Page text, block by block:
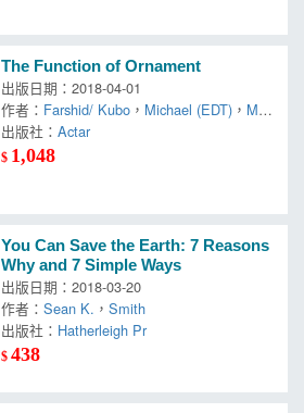
The Function of Ornament
出版日期：2018-04-01
作者： Farshid/ Kubo ， Michael (EDT) ， Mou
ssavi
出版社：Actar
$ 1,048
You Can Save the Earth: 7 Reasons
Why and 7 Simple Ways
出版日期：2018-03-20
作者：Sean K. ，Smith
出版社： Hatherleigh Pr
$438